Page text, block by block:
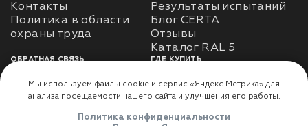
Контакты
Политика в области
Результаты испытаний
Блог CERTA
Отзывы
Каталог RAL 5
ОБРАТНАЯ СВЯЗЬ
Использование
использования личных
ГДЕ КУПИТЬ
Доставка
Где купить